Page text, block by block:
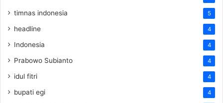
timnas indonesia 5
headline 4
Indonesia 4
Prabowo Subianto 4
idul fitri 4
bupati egi 4